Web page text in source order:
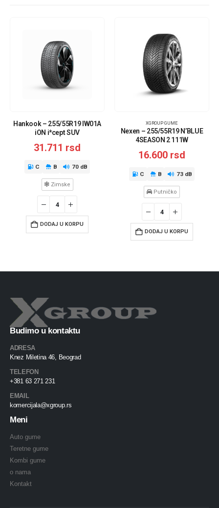
Hankook – 255/55R19 IW01A
iON i*cept SUV
31.711 rsd
C B 70 dB
Zimske
DODAJ U KORPU
XGROUP GUME
Nexen – 255/55R19 N’BLUE
4SEASON 2 111W
16.600 rsd
C B 73 dB
Putničko
DODAJ U KORPU
Budimo u kontaktu
ADRESA
Knez Miletina 46, Beograd
TELEFON
+381 63 271 231
EMAIL
komercijala@xgroup.rs
Meni
Auto gume
Teretne gume
Kombi gume
o nama
Kontakt